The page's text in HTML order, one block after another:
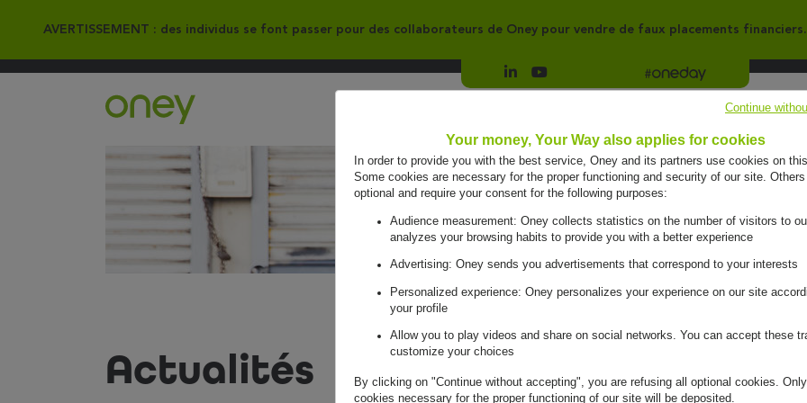
AVERTISSEMENT : des individus se font passer pour des collaborateurs de Oney pour vendre de faux placements financiers.
Suivre Oney sur LinkedIn
Suivre Oney sur YouTubeVoir les articles #oneday
Engagements
Actualités
Your money, Your Way also applies for cookies
In order to provide you with the best service, Oney and its partners use cookies on
Some cookies are necessary for the proper functioning and security of our site. Others
optional and require your consent for the following purposes:
Audience measurement: Oney collects statistics on the number of visitors to
analyzes your browsing habits to provide you with a better experience
Advertising: Oney sends you advertisements that correspond to your interests
Personalized experience: Oney personalizes your experience on our site
your profile
Allow you to play videos and share on social networks. You can accept these
customize your choices
By clicking on "Continue without accepting", you are refusing all optional cookies.
cookies necessary for the proper functioning of our site will be deposited.
Continue